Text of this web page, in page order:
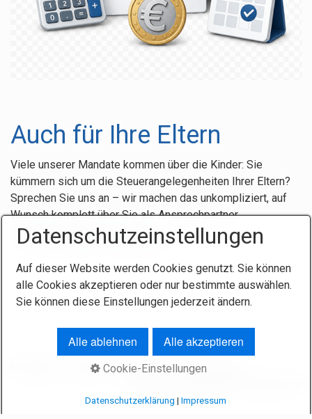
Auch für Ihre Eltern
Viele unserer Mandate kommen über die Kinder: Sie
kümmern sich um die Steuerangelegenheiten Ihrer Eltern?
Sprechen Sie uns an – wir machen das unkompliziert, auf
Wunsch komplett über Sie als Ansprechpartner.
→Erstgespräch vereinbaren
Kontakt Impressum
Datenschutz
Datenschutzeinstellungen
Auf dieser Website werden Cookies genutzt. Sie können
alle Cookies akzeptieren oder nur bestimmte auswählen.
Sie können diese Einstellungen jederzeit ändern.
Alle ablehnen Alle akzeptieren
Cookie-Einstellungen
Datenschutzerklärung |Impressum